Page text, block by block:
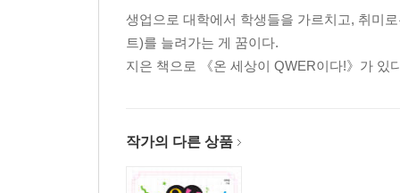
생업으로 대학에서 학생들을 가르치고, 취미
트)를 늘려가는 게 꿈이다.
지은 책으로 《온 세상이 QWER이다!》가 있
작가의 다른 상품